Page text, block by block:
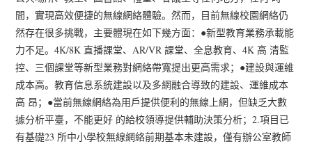
間，實現高效便捷的無線網絡體驗。然而，目前無線校園網絡仍
然存在很多挑戰，主要體現在如下幾方面：●新型教育業務承載能
力不足。4K/8K 直播課堂、AR/VR 課堂、全息教育、4K 高 清監
控、三個課堂等新型業務對網絡帶寬提出更高需求；●建設與運維
成本高。教育信息系統建設以及多網融合導致的建設、運維成本
高 昂；●當前無線網絡為用戶提供便利的無線上網，但缺乏大數
據分析平臺，不能更好 的給校領導提供輔助決策分析；2.項目已
有基礎23 所中小學校無線網絡前期基本未建設，僅有辦公室教師